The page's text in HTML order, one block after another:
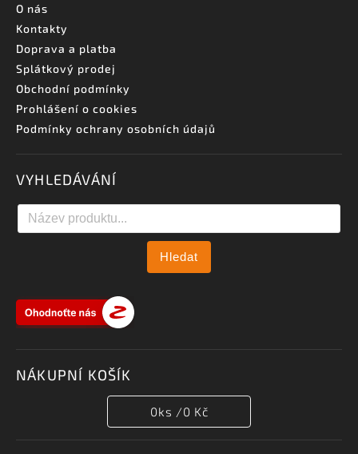
O nás
Kontakty
Doprava a platba
Splátkový prodej
Obchodní podmínky
Prohlášení o cookies
Podmínky ochrany osobních údajů
VYHLEDÁVÁNÍ
Hledat
NÁKUPNÍ KOŠÍK
0ks /0 Kč